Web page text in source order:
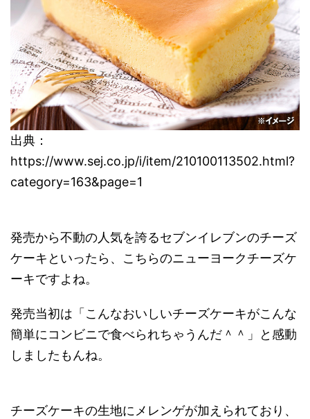
出典：
https://www.sej.co.jp/i/item/210100113502.html?
category=163&page=1
発売から不動の人気を誇るセブンイレブンのチーズ
ケーキといったら、こちらのニューヨークチーズケ
ーキですよね。
発売当初は「こんなおいしいチーズケーキがこんな
簡単にコンビニで食べられちゃうんだ＾＾」と感動
しましたもんね。
チーズケーキの生地にメレンゲが加えられており、